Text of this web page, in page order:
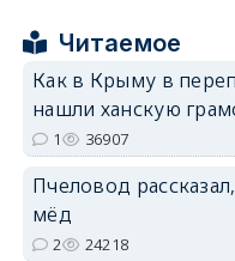
Читаемое
Как в Крыму в
нашли ханскую
1 36907
Пчеловод
мёд
2 24218